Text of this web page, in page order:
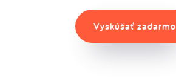
Vyskúšať zadarmo